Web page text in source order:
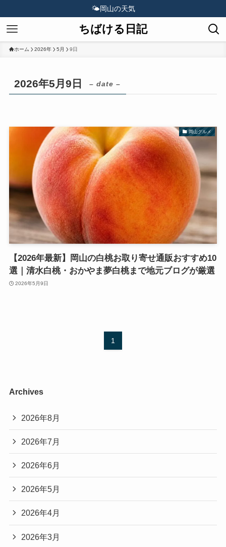
🌤️岡山の天気
ちばける日記
ホーム 2026年 5月 9日
2026年5月9日 – date –
岡山グルメ
【2026年最新】岡山の白桃お取り寄せ通販おすすめ10
選｜清水白桃・おかやま夢白桃まで地元ブログが厳選
2026年5月9日
1
Archives
2026年8月
2026年7月
2026年6月
2026年5月
2026年4月
2026年3月